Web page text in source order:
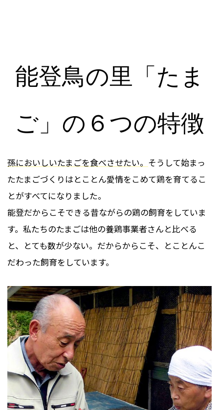
能登鳥の里「たま
ご」の６つの特徴
孫においしいたまごを食べさせたい。 そうして始まっ
たたまごづくりはとことん愛情をこめて鶏を育てるこ
とがすべてになりました。
能登だからこそできる昔ながらの鶏の飼育をしていま
す。私たちのたまごは他の養鶏事業者さんと比べる
と、とても数が少ない。だからからこそ、とことんこ
だわった飼育をしています。